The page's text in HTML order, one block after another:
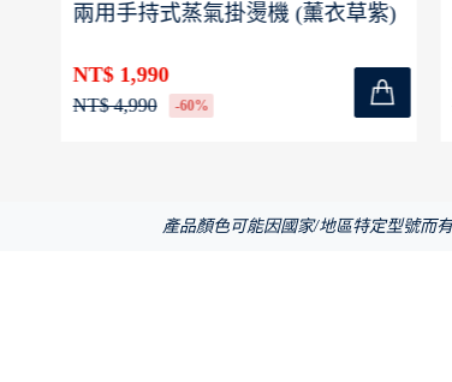
兩用手持式蒸氣掛燙機 (薰衣草紫)
NT$ 1,990
NT$ 4,990 -60%
產品顏色可能因國家/地區特定型號而